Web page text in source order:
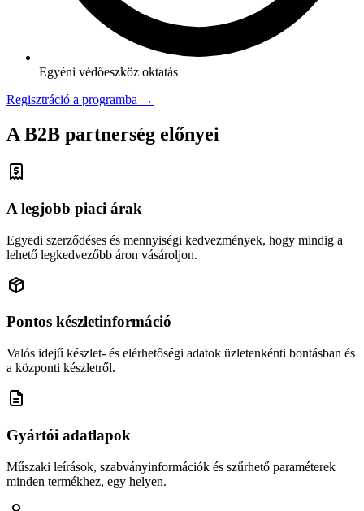
Egyéni védőeszköz oktatás
Regisztráció a programba →
A B2B partnerség előnyei
A legjobb piaci árak
Egyedi szerződéses és mennyiségi kedvezmények, hogy mindig a
lehető legkedvezőbb áron vásároljon.
Pontos készletinformáció
Valós idejű készlet- és elérhetőségi adatok üzletenkénti bontásban és
a központi készletről.
Gyártói adatlapok
Műszaki leírások, szabványinformációk és szűrhető paraméterek
minden termékhez, egy helyen.